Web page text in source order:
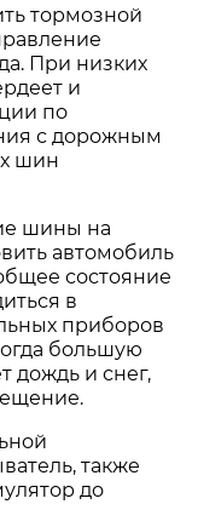
тормозной
При низких
и
по
с дорожным
шин
шины на
автомобиль
состояние
в
приборов
большую
дождь и снег,
также
до